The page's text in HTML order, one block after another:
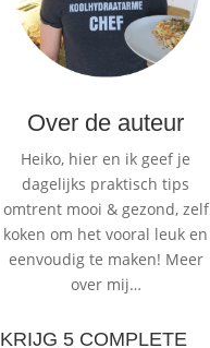
Over de auteur
Heiko, hier en ik geef je
dagelijks praktisch tips
omtrent mooi & gezond, zelf
koken om het vooral leuk en
eenvoudig te maken! Meer
over mij…
KRIJG 5 COMPLETE